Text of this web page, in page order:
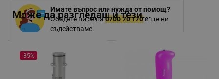
Имате въпрос или нужда от помощ?
Обадете ни се на0700 70 170и ще ви
съдействаме.
Може да разгледаш и тези...
-35%